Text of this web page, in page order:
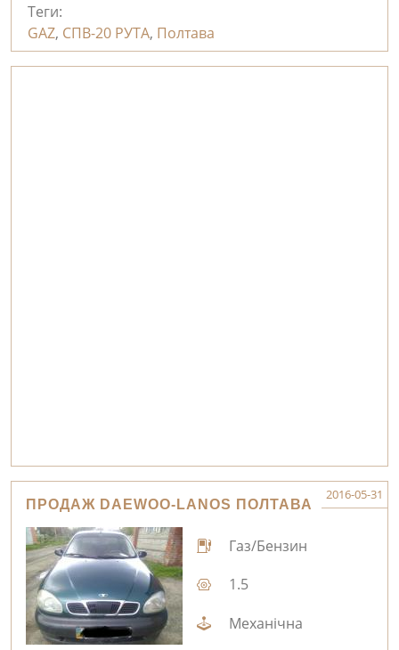
Теги:
GAZ, СПВ-20 РУТА, Полтава
ПРОДАЖ DAEWOO-LANOS ПОЛТАВА
2016-05-31
Газ/Бензин
1.5
Механічна